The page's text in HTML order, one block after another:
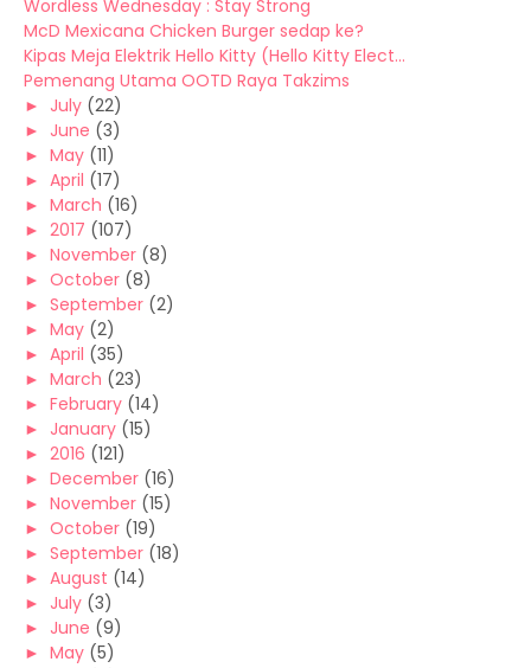
Wordless Wednesday : Stay Strong
McD Mexicana Chicken Burger sedap ke?
Kipas Meja Elektrik Hello Kitty (Hello Kitty Elect...
Pemenang Utama OOTD Raya Takzims
► July (22)
► June (3)
► May (11)
► April (17)
► March (16)
► 2017 (107)
► November (8)
► October (8)
► September (2)
► May (2)
► April (35)
► March (23)
► February (14)
► January (15)
► 2016 (121)
► December (16)
► November (15)
► October (19)
► September (18)
► August (14)
► July (3)
► June (9)
► May (5)